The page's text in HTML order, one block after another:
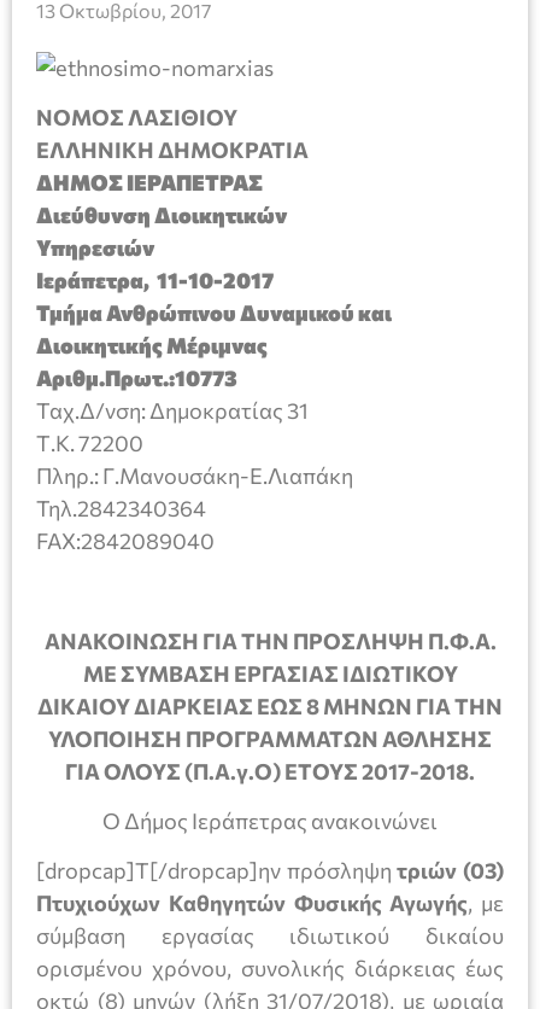
13 Οκτωβρίου, 2017
ΝΟΜΟΣ ΛΑΣΙΘΙΟΥ
ΕΛΛΗΝΙΚΗ ΔΗΜΟΚΡΑΤΙΑ
ΔΗΜΟΣ ΙΕΡΑΠΕΤΡΑΣ
Διεύθυνση Διοικητικών
Υπηρεσιών
Ιεράπετρα, 11-10-2017
Τμήμα Ανθρώπινου Δυναμικού και
Διοικητικής Μέριμνας
Αριθμ.Πρωτ.:10773
Ταχ.Δ/νση: Δημοκρατίας 31
Τ.Κ. 72200
Πληρ.: Γ.Μανουσάκη-Ε.Λιαπάκη
Τηλ.2842340364
FAX:2842089040
ΑΝΑΚΟΙΝΩΣΗ ΓΙΑ ΤΗΝ ΠΡΟΣΛΗΨΗ Π.Φ.Α.
ΜΕ ΣΥΜΒΑΣΗ ΕΡΓΑΣΙΑΣ ΙΔΙΩΤΙΚΟΥ
ΔΙΚΑΙΟΥ ΔΙΑΡΚΕΙΑΣ ΕΩΣ 8 ΜΗΝΩΝ ΓΙΑ ΤΗΝ
ΥΛΟΠΟΙΗΣΗ ΠΡΟΓΡΑΜΜΑΤΩΝ ΑΘΛΗΣΗΣ
ΓΙΑ ΟΛΟΥΣ (Π.Α.γ.Ο) ΈΤΟΥΣ 2017-2018.
Ο Δήμος Ιεράπετρας ανακοινώνει
[dropcap]Τ[/dropcap]ην πρόσληψητριών (03)
Πτυχιούχων Καθηγητών Φυσικής Αγωγής, με
σύμβαση εργασίας ιδιωτικού δικαίου
ορισμένου χρόνου, συνολικής διάρκειας έως
οκτώ (8) μηνών (λήξη 31/07/2018), με ωριαία